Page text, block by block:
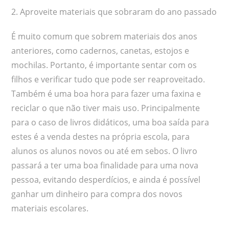
2. Aproveite materiais que sobraram do ano passado
É muito comum que sobrem materiais dos anos
anteriores, como cadernos, canetas, estojos e
mochilas. Portanto, é importante sentar com os
filhos e verificar tudo que pode ser reaproveitado.
Também é uma boa hora para fazer uma faxina e
reciclar o que não tiver mais uso. Principalmente
para o caso de livros didáticos, uma boa saída para
estes é a venda destes na própria escola, para
alunos os alunos novos ou até em sebos. O livro
passará a ter uma boa finalidade para uma nova
pessoa, evitando desperdícios, e ainda é possível
ganhar um dinheiro para compra dos novos
materiais escolares.